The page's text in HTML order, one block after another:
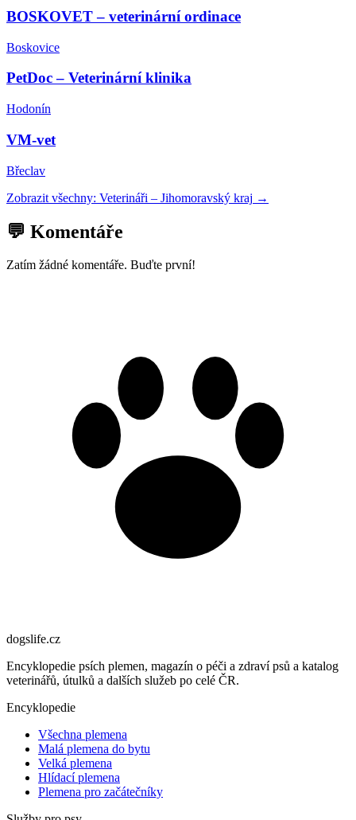
BOSKOVET – veterinární ordinace
Boskovice
PetDoc – Veterinární klinika
Hodonín
VM-vet
Břeclav
Zobrazit všechny: Veterináři – Jihomoravský kraj →
💬 Komentáře
Zatím žádné komentáře. Buďte první!
dogslife.cz
Encyklopedie psích plemen, magazín o péči a zdraví psů a katalog
veterinářů, útulků a dalších služeb po celé ČR.
Encyklopedie
Všechna plemena
Malá plemena do bytu
Velká plemena
Hlídací plemena
Plemena pro začátečníky